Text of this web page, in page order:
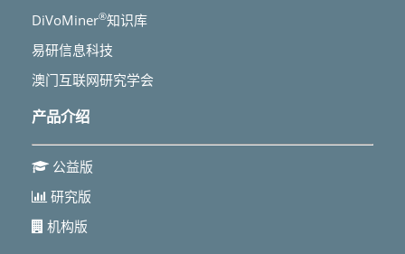
DiVoMiner®知识库
易研信息科技
澳门互联网研究学会
产品介绍
公益版
研究版
机构版